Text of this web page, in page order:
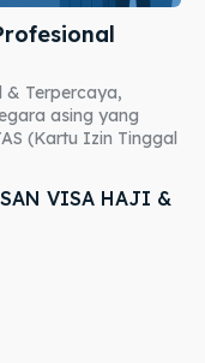
& Terpercaya,
asing yang
(Kartu Izin Tinggal
VISA HAJI &